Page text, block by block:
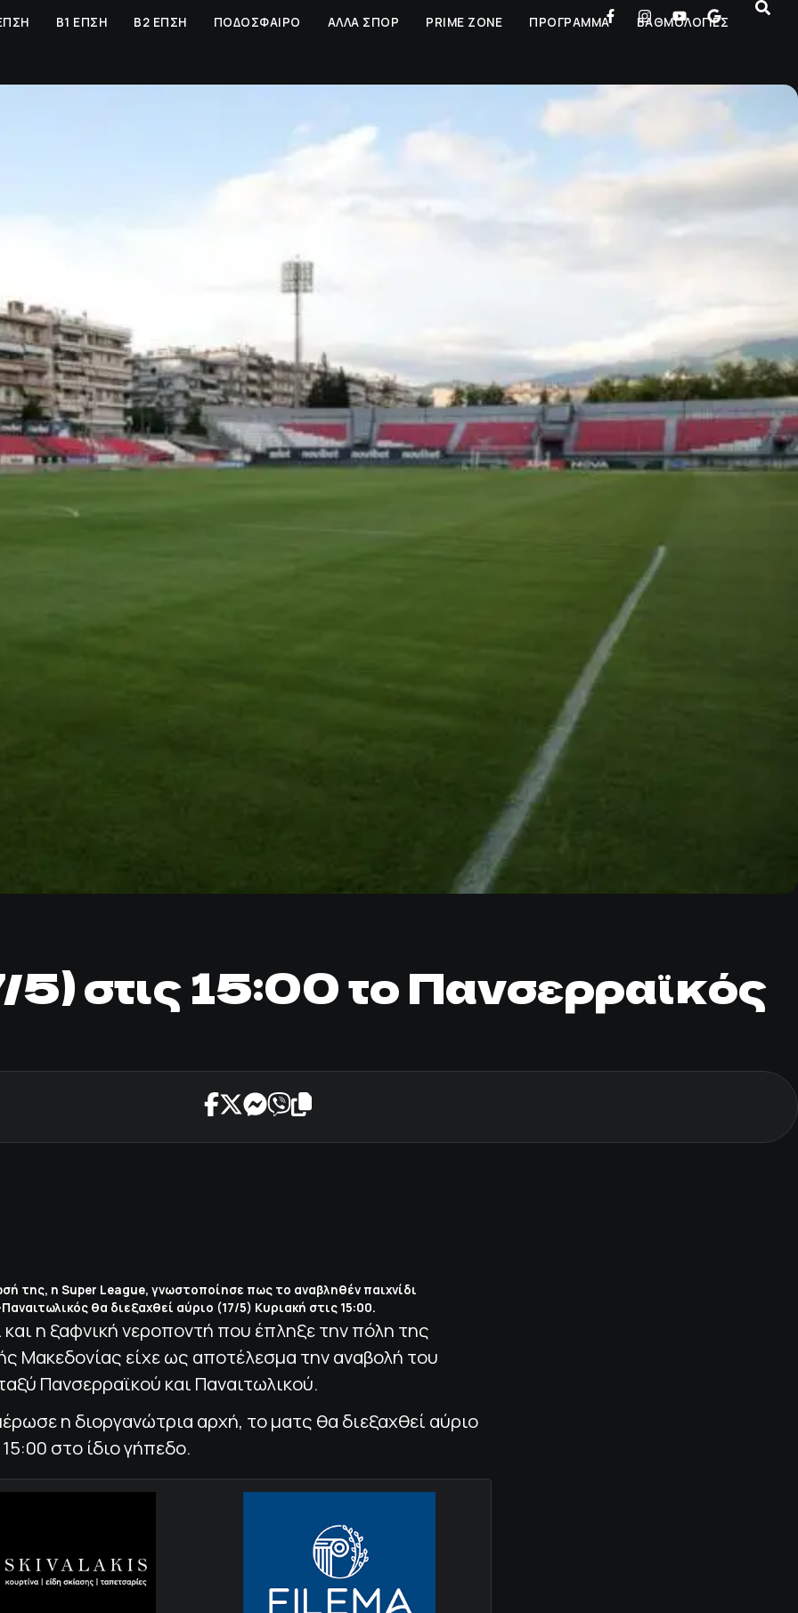
Β1 ΕΠΣΗ Β2 ΕΠΣΗ ΠΟΔΟΣΦΑΙΡΟ ΑΛΛΑ ΣΠΟΡ PRIME ZONE ΠΡΟΓΡΑΜΜΑ ΒΑΘΜΟΛΟΓΙΕΣ
στις 15:00 το Πανσερραϊκός
της, η Super League, γνωστοποίησε πως το αναβληθέν παιχνίδι
θα διεξαχθεί αύριο (17/5) Κυριακή στις 15:00.
και η ξαφνική νεροποντή που έπληξε την πόλη της
Μακεδονίας είχε ως αποτέλεσμα την αναβολή του
Πανσερραϊκού και Παναιτωλικού.
η διοργανώτρια αρχή, το ματς θα διεξαχθεί αύριο
στο ίδιο γήπεδο.